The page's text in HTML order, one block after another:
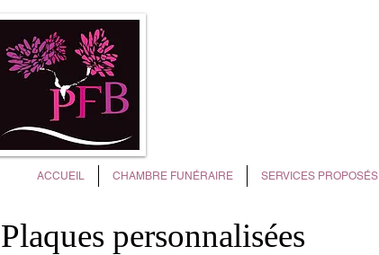
ACCUEIL
CHAMBRE FUNÉRAIRE SERVICES PROPOSÉS
Plaques personnalisées